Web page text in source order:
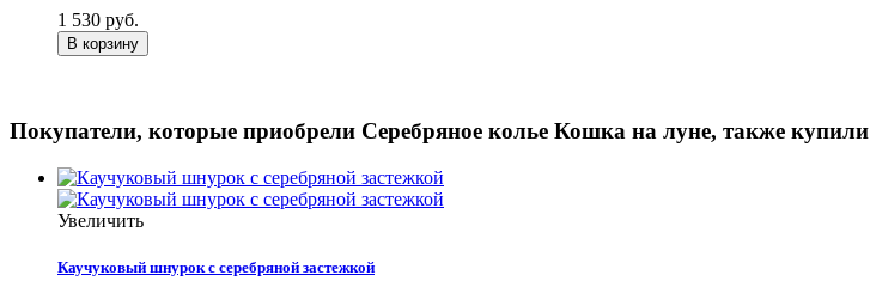
1 530 руб.
Покупатели, которые приобрели Серебряное колье Кошка на луне, также купили
Увеличить
Каучуковый шнурок с серебряной застежкой